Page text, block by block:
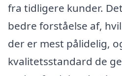
fra tidligere kunder.
bedre forståelse af,
der er mest pålidelig,
kvalitetsstandard de